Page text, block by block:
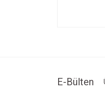
Ürün
E-Bülten